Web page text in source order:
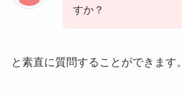
すか？
と素直に質問することができます。